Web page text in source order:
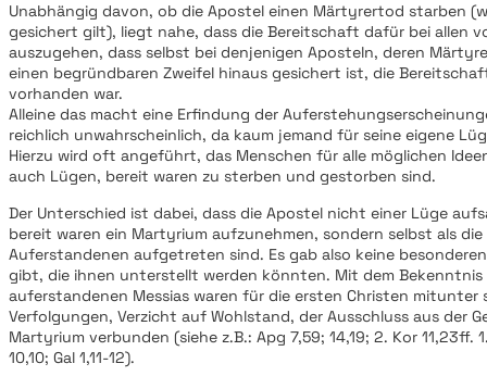
Unabhängig davon, ob die Apostel einen Märtyrertod starben
gesichert gilt), liegt nahe, dass die Bereitschaft dafür bei allen
auszugehen, dass selbst bei denjenigen Aposteln, deren
einen begründbaren Zweifel hinaus gesichert ist, die
vorhanden war.
Alleine das macht eine Erfindung der
reichlich unwahrscheinlich, da kaum jemand für seine eigene
Hierzu wird oft angeführt, das Menschen für alle möglichen
auch Lügen, bereit waren zu sterben und gestorben sind.
Der Unterschied ist dabei, dass die Apostel nicht einer Lüge
bereit waren ein Martyrium aufzunehmen, sondern selbst als
Auferstandenen aufgetreten sind. Es gab also keine
gibt, die ihnen unterstellt werden könnten. Mit dem Bekenntnis
auferstandenen Messias waren für die ersten Christen mitunter
Verfolgungen, Verzicht auf Wohlstand, der Ausschluss aus der
Martyrium verbunden (siehe z.B.: Apg 7,59; 14,19; 2. Kor 11,23ff.
10,10; Gal 1,11-12).